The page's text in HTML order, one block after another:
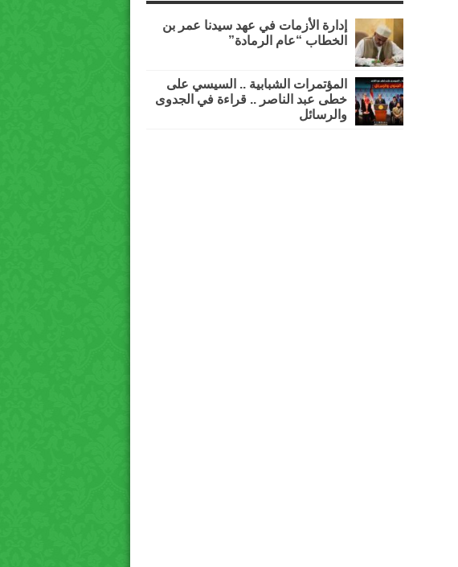
إدارة الأزمات في عهد سيدنا عمر بن
الخطاب “عام الرمادة”
المؤتمرات الشبابية .. السيسي على
خطى عبد الناصر .. قراءة في الجدوى
والرسائل